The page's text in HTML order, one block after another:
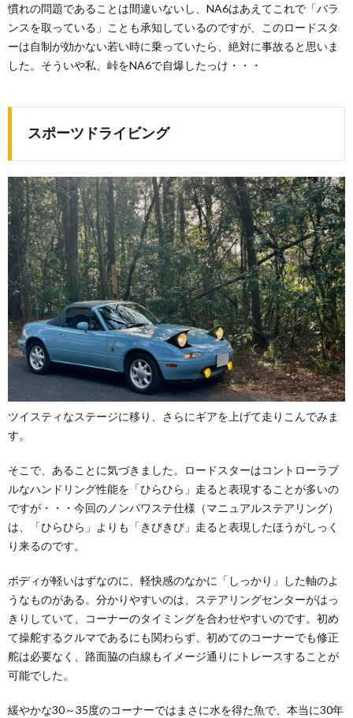
慣れの問題であることは間違いないし、NA6はあえてこれで「バラ
ンスを取っている」ことも承知しているのですが、このロードスタ
ーは自制が効かない若い時に乗っていたら、絶対に事故ると思いま
した。そういや私、峠をNA6で自爆したっけ・・・
スポーツドライビング
ツイスティなステージに移り、さらにギアを上げて走りこんでみま
す。
そこで、あることに気づきました。ロードスターはコントローラブ
ルなハンドリング性能を「ひらひら」走ると表現することが多いの
ですが・・・今回のノンパワステ仕様（マニュアルステアリング）
は、「ひらひら」よりも「きびきび」走ると表現したほうがしっく
り来るのです。
ボディが軽いはずなのに、軽快感のなかに「しっかり」した軸のよ
うなものがある。分かりやすいのは、ステアリングセンターがはっ
きりしていて、コーナーのタイミングを合わせやすいのです。初め
て操舵するクルマであるにも関わらず、初めてのコーナーでも修正
舵は必要なく、路面脇の白線もイメージ通りにトレースすることが
可能でした。
緩やかな30～35度のコーナーではまさに水を得た魚で、本当に30年